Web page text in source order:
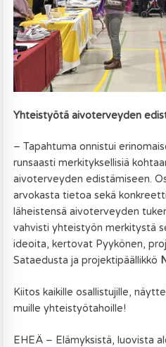
Yhteistyötä aivoterveyden
– Tapahtuma onnistui
runsaasti merkityksellisiä
aivoterveyden edistämiseen.
arvokasta tietoa sekä
läheistensä aivoterveyden
vahvisti yhteistyön merkitystä
ideoita, kertovat Pyykönen,
Sataedusta ja projektipäällikkö
Kiitos kaikille osallistujille,
muille yhteistyötahoille!
EHEÄ – Elämyksistä, luovista